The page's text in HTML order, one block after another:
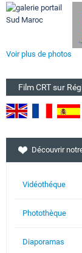
Voir plus de photos
Film CRT sur
Découvrir
Vidéothéque
Photothèque
Diaporamas